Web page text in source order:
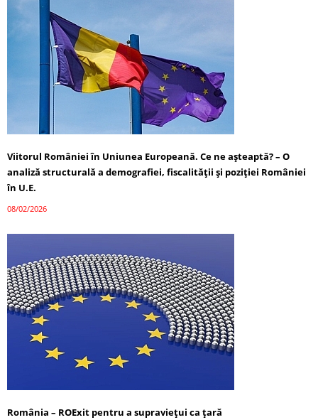
Viitorul României în Uniunea Europeană. Ce ne așteaptă? – O
analiză structurală a demografiei, fiscalității și poziției României
în U.E.
08/02/2026
România – ROExit pentru a supraviețui ca țară